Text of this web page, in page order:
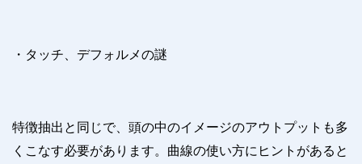
・タッチ、デフォルメの謎
特徴抽出と同じで、頭の中のイメージのアウトプットも多
くこなす必要があります。曲線の使い方にヒントがあると